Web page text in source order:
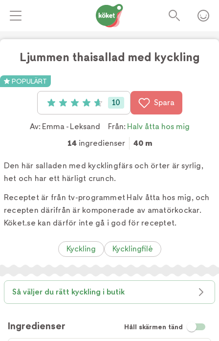
Ljummen thaisallad med kyckling
POPULÄRT
Betyg: 4.7 av 5 (10 röster)
10 Spara
Av: Emma - Leksand Från: Halv åtta hos mig
14ingredienser 40 m
Den här salladen med kycklingfärs och örter är syrlig,
het och har ett härligt crunch.
Receptet är från tv-programmet Halv åtta hos mig, och
recepten därifrån är komponerade av amatörkockar.
Köket.se kan därför inte gå i god för receptet.
Kyckling Kycklingfilé
Så väljer du rätt kyckling i butik
Ingredienser Håll skärmen tänd